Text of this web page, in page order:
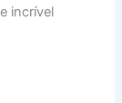
incrível